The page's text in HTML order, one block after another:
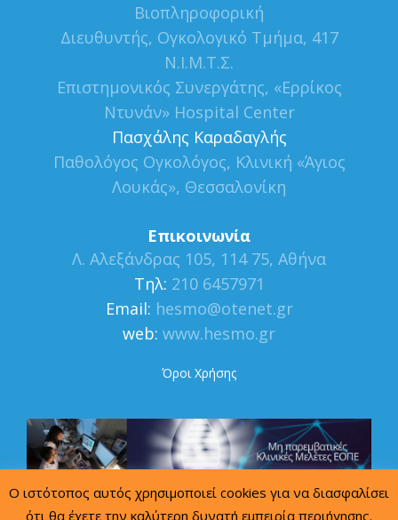
Βιοπληροφορική
Διευθυντής, Ογκολογικό Τμήμα, 417
Ν.Ι.Μ.Τ.Σ.
Επιστημονικός Συνεργάτης, «Ερρίκος
Ντυνάν» Hospital Center
Πασχάλης Καραδαγλής
Παθολόγος Ογκολόγος, Κλινική «Άγιος
Λουκάς», Θεσσαλονίκη
Επικοινωνία
Λ. Αλεξάνδρας 105, 114 75, Αθήνα
Τηλ: 210 6457971
Εmail: hesmo@otenet.gr
web: www.hesmo.gr
Όροι Χρήσης
Ο ιστότοπος αυτός χρησιμοποιεί cookies για να διασφαλίσει
ότι θα έχετε την καλύτερη δυνατή εμπειρία περιήγησης.